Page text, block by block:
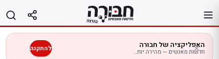
לתוכן
האפליקציה של חבורה
חדשות מאנשים — מהירה יותר בנייד להתקנה